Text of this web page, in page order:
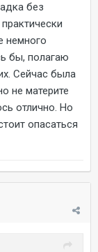
без
немного
бы, полагаю
Сейчас была
не материте
отлично. Но
опасаться